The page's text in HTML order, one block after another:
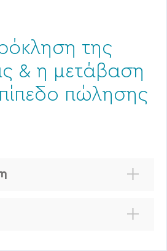
της
& η μετάβαση
πώλησης